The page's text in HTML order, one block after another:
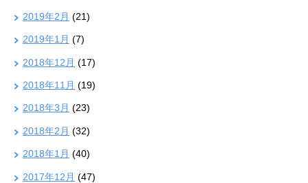
2019年2月 (21)
2019年1月 (7)
2018年12月 (17)
2018年11月 (19)
2018年3月 (23)
2018年2月 (32)
2018年1月 (40)
2017年12月 (47)